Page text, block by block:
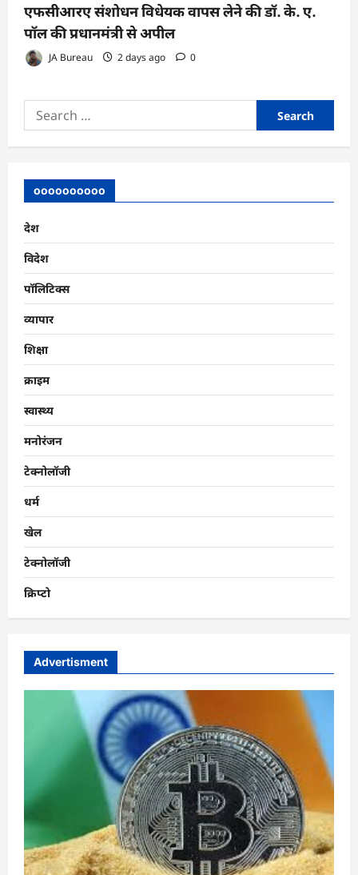
एफसीआरए संशोधन विधेयक वापस लेने की डॉ. के. ए.
पॉल की प्रधानमंत्री से अपील
JA Bureau 2 days ago 0
Search
for:
oooooooooo
देश
विदेश
पॉलिटिक्स
व्यापार
शिक्षा
क्राइम
स्वास्थ्य
मनोरंजन
टेक्नोलॉजी
धर्म
खेल
टेक्नोलॉजी
क्रिप्टो
Advertisment